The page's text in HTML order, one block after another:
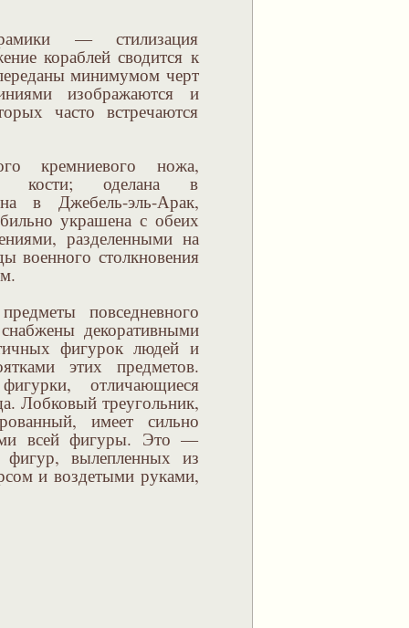
— стилизация
кораблей сводится к
минимумом черт
изображаются и
часто встречаются
кремниевого ножа,
кости; оделана в
в Джебель-эль-Арак,
украшена с обеих
разделенными на
военного столкновения
повседневного
декоративными
фигурок людей и
этих предметов.
отличающиеся
Лобковый треугольник,
имеет сильно
всей фигуры. Это —
фигур, вылепленных из
и воздетыми руками,